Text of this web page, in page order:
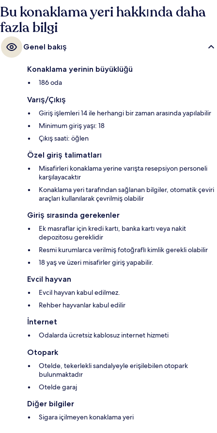
Bu konaklama yeri hakkında daha
fazla bilgi
Genel bakış
Konaklama yerinin büyüklüğü
186 oda
Varış/Çıkış
Giriş işlemleri 14 ile herhangi bir zaman arasında yapılabilir
Minimum giriş yaşı: 18
Çıkış saati: öğlen
Özel giriş talimatları
Misafirleri konaklama yerine varışta resepsiyon personeli
karşılayacaktır
Konaklama yeri tarafından sağlanan bilgiler, otomatik çeviri
araçları kullanılarak çevrilmiş olabilir
Giriş sırasında gerekenler
Ek masraflar için kredi kartı, banka kartı veya nakit
depozitosu gereklidir
Resmi kurumlarca verilmiş fotoğraflı kimlik gerekli olabilir
18 yaş ve üzeri misafirler giriş yapabilir.
Evcil hayvan
Evcil hayvan kabul edilmez.
Rehber hayvanlar kabul edilir
İnternet
Odalarda ücretsiz kablosuz internet hizmeti
Otopark
Otelde, tekerlekli sandalyeyle erişilebilen otopark
bulunmaktadır
Otelde garaj
Diğer bilgiler
Sigara içilmeyen konaklama yeri